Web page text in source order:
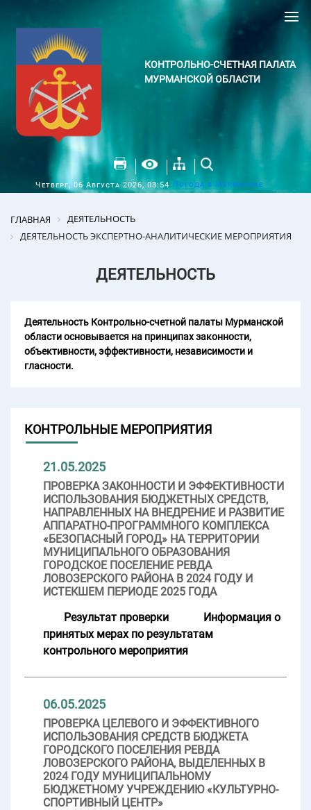
КОНТРОЛЬНО-СЧЕТНАЯ ПАЛАТА
МУРМАНСКОЙ ОБЛАСТИ
Четверг, 06 Августа 2026, 03:54 Погода в Мурманске
ГЛАВНАЯ
ДЕЯТЕЛЬНОСТЬ
ДЕЯТЕЛЬНОСТЬ ЭКСПЕРТНО-АНАЛИТИЧЕСКИЕ МЕРОПРИЯТИЯ
ДЕЯТЕЛЬНОСТЬ
Деятельность Контрольно-счетной палаты Мурманской
области основывается на принципах законности,
объективности, эффективности, независимости и
гласности.
КОНТРОЛЬНЫЕ МЕРОПРИЯТИЯ
21.05.2025
ПРОВЕРКА ЗАКОННОСТИ И ЭФФЕКТИВНОСТИ
ИСПОЛЬЗОВАНИЯ БЮДЖЕТНЫХ СРЕДСТВ,
НАПРАВЛЕННЫХ НА ВНЕДРЕНИЕ И РАЗВИТИЕ
АППАРАТНО-ПРОГРАММНОГО КОМПЛЕКСА
«БЕЗОПАСНЫЙ ГОРОД» НА ТЕРРИТОРИИ
МУНИЦИПАЛЬНОГО ОБРАЗОВАНИЯ
ГОРОДСКОЕ ПОСЕЛЕНИЕ РЕВДА
ЛОВОЗЕРСКОГО РАЙОНА В 2024 ГОДУ И
ИСТЕКШЕМ ПЕРИОДЕ 2025 ГОДА
Результат проверки
Информация о
принятых мерах по результатам
контрольного мероприятия
06.05.2025
ПРОВЕРКА ЦЕЛЕВОГО И ЭФФЕКТИВНОГО
ИСПОЛЬЗОВАНИЯ СРЕДСТВ БЮДЖЕТА
ГОРОДСКОГО ПОСЕЛЕНИЯ РЕВДА
ЛОВОЗЕРСКОГО РАЙОНА, ВЫДЕЛЕННЫХ В
2024 ГОДУ МУНИЦИПАЛЬНОМУ
БЮДЖЕТНОМУ УЧРЕЖДЕНИЮ «КУЛЬТУРНО-
СПОРТИВНЫЙ ЦЕНТР»